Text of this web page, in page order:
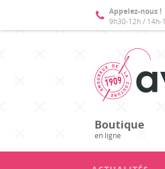
Appelez-nous !
9h30-12h / 14h-
Boutique
en ligne